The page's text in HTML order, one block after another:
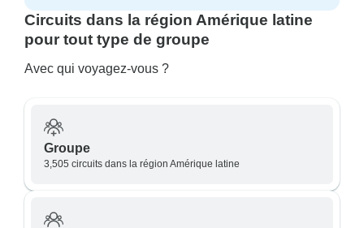
Circuits dans la région Amérique latine
pour tout type de groupe
Avec qui voyagez-vous ?
Groupe
3,505 circuits dans la région Amérique latine